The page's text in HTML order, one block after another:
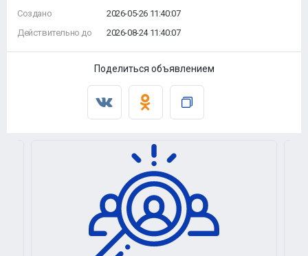
Создано
Действительно до
2026-05-26 11:40:07
2026-08-24 11:40:07
Поделиться объявлением